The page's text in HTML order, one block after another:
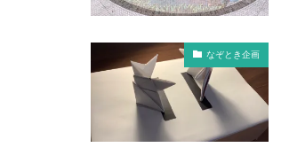
なぞとき企画